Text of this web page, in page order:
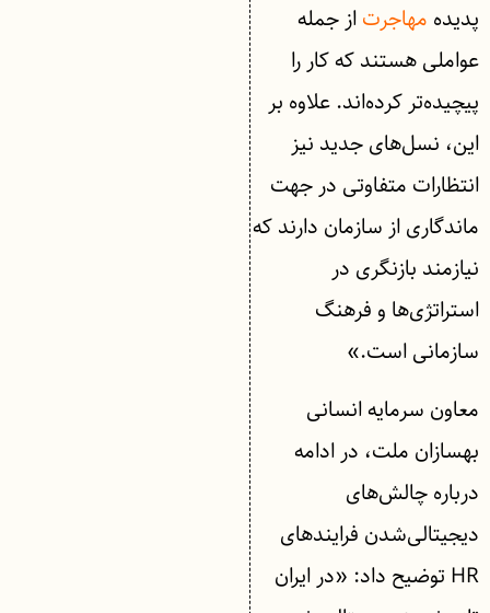
پدیده مهاجرتاز جمله
عواملی هستند که کار را
پیچیده‌تر کرده‌اند. علاوه بر
این، نسل‌های جدید نیز
انتظارات متفاوتی در جهت
ماندگاری از سازمان دارند که
نیازمند بازنگری در
استراتژی‌ها و فرهنگ
سازمانی است.»
معاون سرمایه‌ انسانی
بهسازان ملت، در ادامه
درباره چالش‌های
دیجیتالی‌شدن فرایندهای
HR توضیح داد: «در ایران